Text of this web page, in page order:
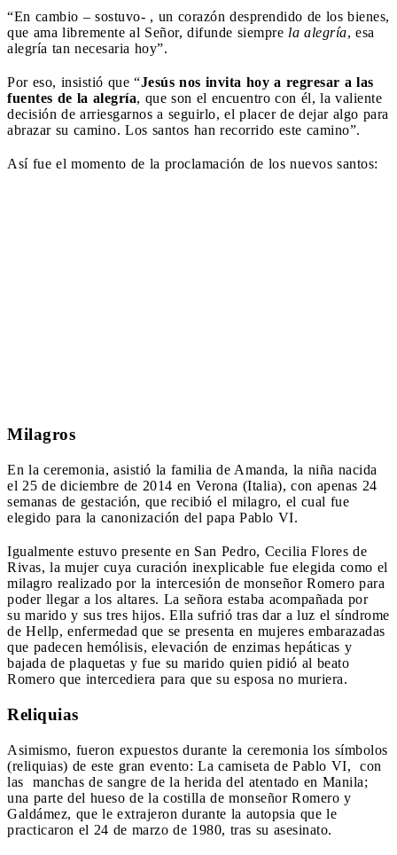
“En cambio – sostuvo- , un corazón desprendido de los bienes,
que ama libremente al Señor, difunde siempre la alegría, esa
alegría tan necesaria hoy”.
Por eso, insistió que “Jesús nos invita hoy a regresar a las
fuentes de la alegría, que son el encuentro con él, la valiente
decisión de arriesgarnos a seguirlo, el placer de dejar algo para
abrazar su camino. Los santos han recorrido este camino”.
Así fue el momento de la proclamación de los nuevos santos:
Milagros
En la ceremonia, asistió la familia de Amanda, la niña nacida
el 25 de diciembre de 2014 en Verona (Italia), con apenas 24
semanas de gestación, que recibió el milagro, el cual fue
elegido para la canonización del papa Pablo VI.
Igualmente estuvo presente en San Pedro, Cecilia Flores de
Rivas, la mujer cuya curación inexplicable fue elegida como el
milagro realizado por la intercesión de monseñor Romero para
poder llegar a los altares. La señora estaba acompañada por
su marido y sus tres hijos. Ella sufrió tras dar a luz el síndrome
de Hellp, enfermedad que se presenta en mujeres embarazadas
que padecen hemólisis, elevación de enzimas hepáticas y
bajada de plaquetas y fue su marido quien pidió al beato
Romero que intercediera para que su esposa no muriera.
Reliquias
Asimismo, fueron expuestos durante la ceremonia los símbolos
(reliquias) de este gran evento: La camiseta de Pablo VI, con
las manchas de sangre de la herida del atentado en Manila;
una parte del hueso de la costilla de monseñor Romero y
Galdámez, que le extrajeron durante la autopsia que le
practicaron el 24 de marzo de 1980, tras su asesinato.